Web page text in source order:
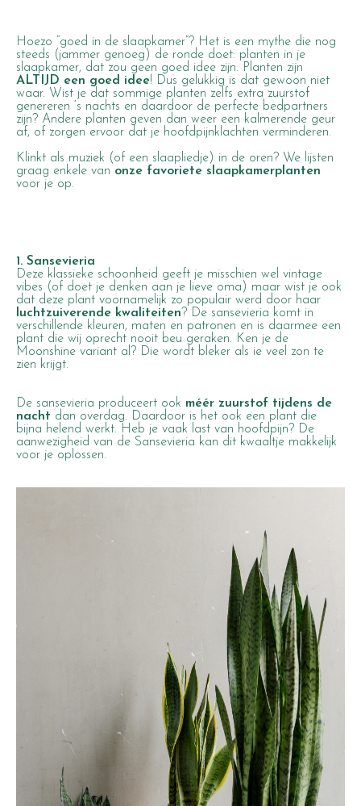
Hoezo “goed in de slaapkamer” ? Het is een mythe die nog
steeds (jammer genoeg) de ronde doet: planten in je
slaapkamer, dat zou geen goed idee zijn. Planten zijn
ALTIJD een goed idee! Dus gelukkig is dat gewoon niet
waar. Wist je dat sommige planten zelfs extra zuurstof
genereren ‘s nachts en daardoor de perfecte bedpartners
zijn? Andere planten geven dan weer een kalmerende geur
af, of zorgen ervoor dat je hoofdpijnklachten verminderen.
Klinkt als muziek (of een slaapliedje) in de oren? We lijsten
graag enkele van onze favoriete slaapkamerplanten
voor je op.
1. Sansevieria
Deze klassieke schoonheid geeft je misschien wel vintage
vibes (of doet je denken aan je lieve oma) maar wist je ook
dat deze plant voornamelijk zo populair werd door haar
luchtzuiverende kwaliteiten? De sansevieria komt in
verschillende kleuren, maten en patronen en is daarmee een
plant die wij oprecht nooit beu geraken. Ken je de
Moonshine variant al? Die wordt bleker als ie veel zon te
zien krijgt.
De sansevieria produceert ook méér zuurstof tijdens de
nacht dan overdag. Daardoor is het ook een plant die
bijna helend werkt. Heb je vaak last van hoofdpijn? De
aanwezigheid van de Sansevieria kan dit kwaaltje makkelijk
voor je oplossen.